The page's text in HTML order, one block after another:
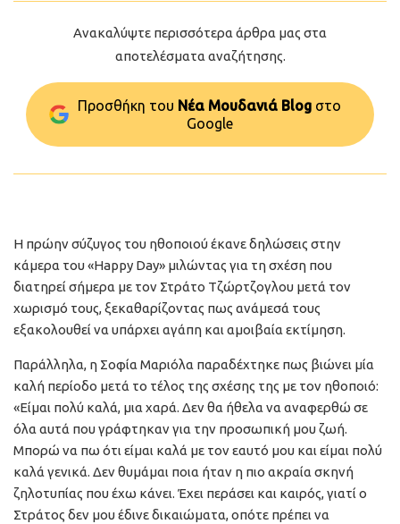
Ανακαλύψτε περισσότερα άρθρα μας στα
αποτελέσματα αναζήτησης.
Προσθήκη του Νέα Μουδανιά Blog στo
Google
Η πρώην σύζυγος του ηθοποιού έκανε δηλώσεις στην
κάμερα του «Happy Day» μιλώντας για τη σχέση που
διατηρεί σήμερα με τον Στράτο Τζώρτζογλου μετά τον
χωρισμό τους, ξεκαθαρίζοντας πως ανάμεσά τους
εξακολουθεί να υπάρχει αγάπη και αμοιβαία εκτίμηση.
Παράλληλα, η Σοφία Μαριόλα παραδέχτηκε πως βιώνει μία
καλή περίοδο μετά το τέλος της σχέσης της με τον ηθοποιό:
«Είμαι πολύ καλά, μια χαρά. Δεν θα ήθελα να αναφερθώ σε
όλα αυτά που γράφτηκαν για την προσωπική μου ζωή.
Μπορώ να πω ότι είμαι καλά με τον εαυτό μου και είμαι πολύ
καλά γενικά. Δεν θυμάμαι ποια ήταν η πιο ακραία σκηνή
ζηλοτυπίας που έχω κάνει. Έχει περάσει και καιρός, γιατί ο
Στράτος δεν μου έδινε δικαιώματα, οπότε πρέπει να